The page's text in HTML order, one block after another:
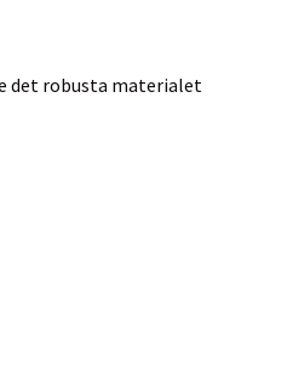
det robusta materialet